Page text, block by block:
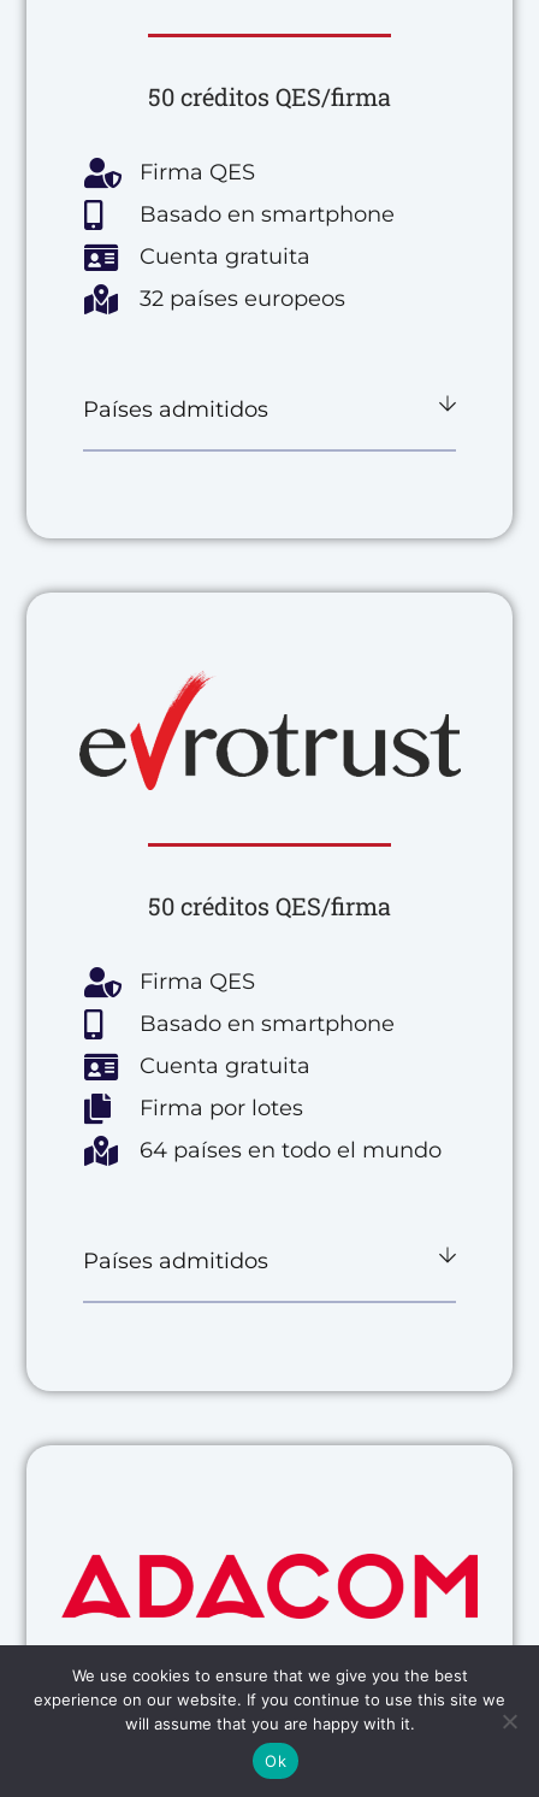
50 créditos QES/firma
Firma QES
Basado en smartphone
Cuenta gratuita
32 países europeos
Países admitidos
50 créditos QES/firma
Firma QES
Basado en smartphone
Cuenta gratuita
Firma por lotes
64 países en todo el mundo
Países admitidos
70 créditos QES/firma
We use cookies to ensure that we give you the best
experience on our website. If you continue to use this site we
will assume that you are happy with it.
Ok